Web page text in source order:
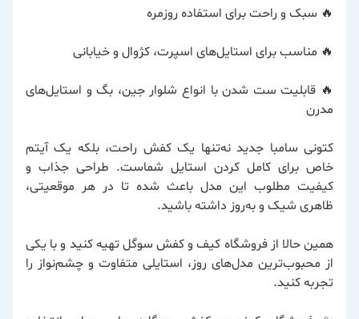
🔥 سبک و راحت برای استفاده روزمره
🔥 مناسب برای استایل‌های اسپرت، کژوال و خیابانی
🔥 قابلیت ست شدن با انواع شلوار جین، بگ و استایل‌های
مدرن
کتونی سامبا جدید نه‌تنها یک کفش راحت، بلکه یک آیتم
خاص برای کامل کردن استایل شماست. طراحی جذاب و
کیفیت مطلوب این مدل باعث شده تا در هر موقعیتی،
ظاهری شیک و به‌روز داشته باشید.
همین حالا از فروشگاه کیف و کفش سوگل تهیه کنید و با یکی
از محبوب‌ترین مدل‌های روز، استایلی متفاوت و چشم‌نواز را
تجربه کنید.